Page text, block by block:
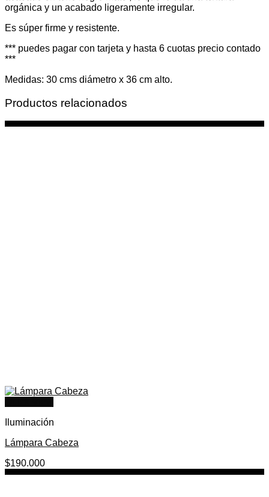
orgánica y un acabado ligeramente irregular.
Es súper firme y resistente.
*** puedes pagar con tarjeta y hasta 6 cuotas precio contado
***
Medidas: 30 cms diámetro x 36 cm alto.
Productos relacionados
Iluminación
Lámpara Cabeza
$190.000